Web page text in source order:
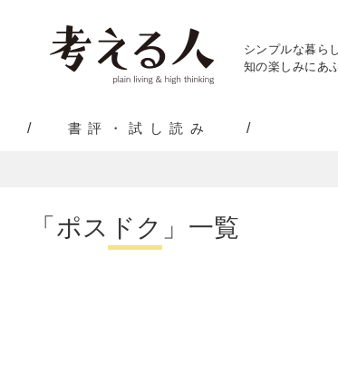
シンプルな暮ら
知の楽しみにあ
書評・試し読み
「ポスドク」一覧